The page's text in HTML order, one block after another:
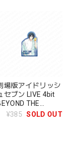
場版アイドリッシ
セブン LIVE 4bit
THE
PERiOD モバイルス
¥385 SOLD OUT